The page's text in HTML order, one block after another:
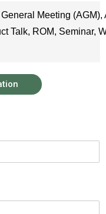
Meeting
Talk, ROM, Seminar,